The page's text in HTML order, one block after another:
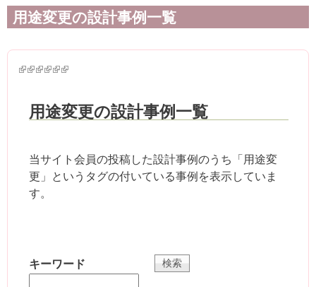
用途変更の設計事例一覧
(link is external)
(link is external)
(link is external)
(link is external)
(link is external)
(link is external)
用途変更の設計事例一覧
当サイト会員の投稿した設計事例のうち「用途変
更」というタグの付いている事例を表示していま
す。
キーワード